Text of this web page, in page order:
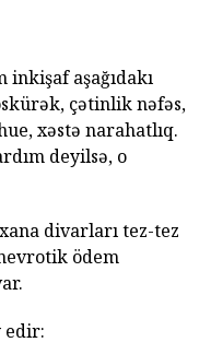
aşağıdakı
çətinlik nəfəs,
xəstə narahatlıq.
deyilsə, o
divarları tez-tez
ödem
edir: